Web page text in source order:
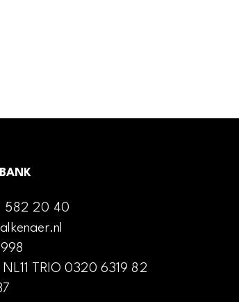
582 20 40
NL11 TRIO 0320 6319 82